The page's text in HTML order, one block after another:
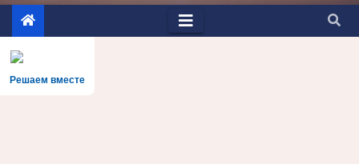
Решаем вместе